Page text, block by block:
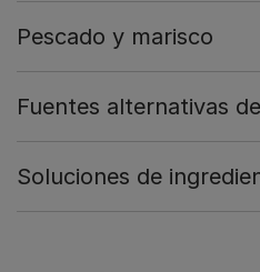
Pescado y marisco
Fuentes alternativas
Soluciones de